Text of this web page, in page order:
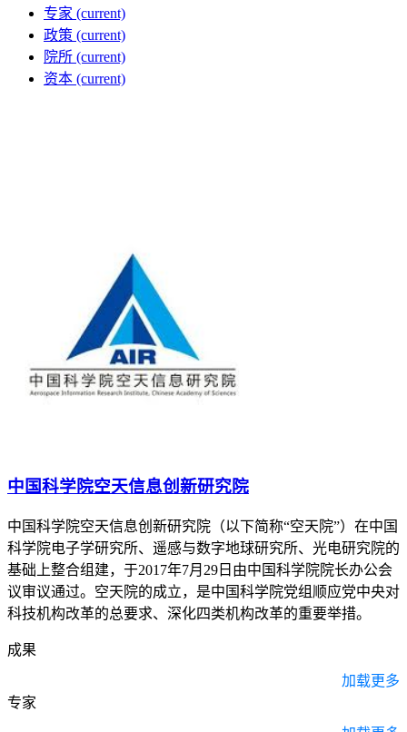
专家 (current)
政策 (current)
院所 (current)
资本 (current)
中国科学院空天信息创新研究院
中国科学院空天信息创新研究院（以下简称“空天院”）在中国
科学院电子学研究所、遥感与数字地球研究所、光电研究院的
基础上整合组建，于2017年7月29日由中国科学院院长办公会
议审议通过。空天院的成立，是中国科学院党组顺应党中央对
科技机构改革的总要求、深化四类机构改革的重要举措。
成果
加载更多
专家